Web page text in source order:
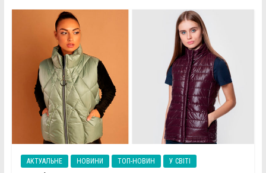
АКТУАЛЬНЕ НОВИНИ ТОП-НОВИН У СВІТІ